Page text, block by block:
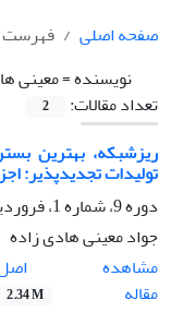
صفحه اصلی
فهرست
نویسنده =معینی
تعداد مقالات:
2
ریزشبکه، بهترین
تولیدات تجدیدپذیر:
دوره 9، شماره 1، فروردین 1401، صفحه
جواد معینی هادی زاده
مشاهده
مقاله
2.34 M